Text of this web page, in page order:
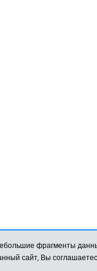
более эффективную работу сайта. Продолжая